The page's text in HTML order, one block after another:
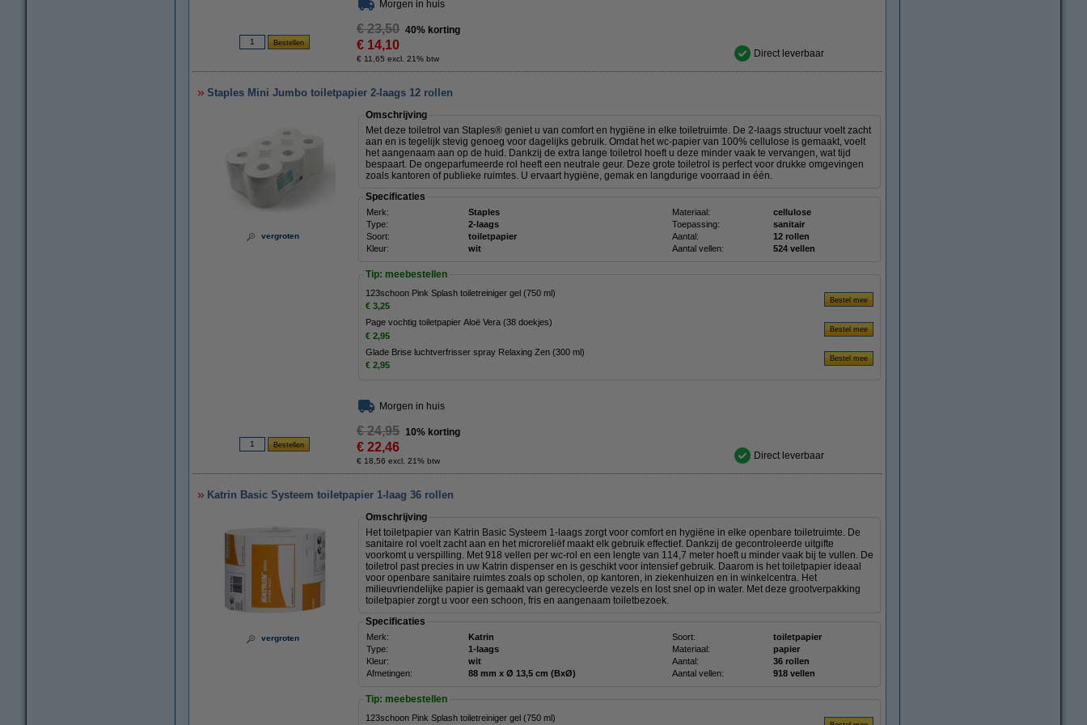
Morgen in huis
€ 23,50 40% korting
€ 14,10
€ 11,65 excl. 21% btw Direct leverbaar
Staples Mini Jumbo toiletpapier 2-laags 12 rollen
vergroten
Omschrijving
Met deze toiletrol van Staples® geniet u van comfort en hygiëne in elke toiletruimte. De 2-laags structuur voelt zacht
aan en is tegelijk stevig genoeg voor dagelijks gebruik. Omdat het wc-papier van 100% cellulose is gemaakt, voelt
het aangenaam aan op de huid. Dankzij de extra lange toiletrol hoeft u deze minder vaak te vervangen, wat tijd
bespaart. De ongeparfumeerde rol heeft een neutrale geur. Deze grote toiletrol is perfect voor drukke omgevingen
zoals kantoren of publieke ruimtes. U ervaart hygiëne, gemak en langdurige voorraad in één.
Specificaties
Merk: Staples Materiaal:
cellulose
Type:
2-laags Toepassing:
sanitair
Soort:
toiletpapier Aantal:
12 rollen
Kleur:
wit Aantal vellen: 524 vellen
Tip: meebestellen
123schoon Pink Splash toiletreiniger gel (750 ml)
€ 3,25
Page vochtig toiletpapier Aloë Vera (38 doekjes)
€ 2,95
Glade Brise luchtverfrisser spray Relaxing Zen (300 ml)
€ 2,95
Morgen in huis
€ 24,95 10% korting
€ 22,46
€ 18,56 excl. 21% btw Direct leverbaar
Katrin Basic Systeem toiletpapier 1-laag 36 rollen
vergroten
Omschrijving
Het toiletpapier van Katrin Basic Systeem 1-laags zorgt voor comfort en hygiëne in elke openbare toiletruimte. De
sanitaire rol voelt zacht aan en het microreliëf maakt elk gebruik effectief. Dankzij de gecontroleerde uitgifte
voorkomt u verspilling. Met 918 vellen per wc-rol en een lengte van 114,7 meter hoeft u minder vaak bij te vullen. De
toiletrol past precies in uw Katrin dispenser en is geschikt voor intensief gebruik. Daarom is het toiletpapier ideaal
voor openbare sanitaire ruimtes zoals op scholen, op kantoren, in ziekenhuizen en in winkelcentra. Het
milieuvriendelijke papier is gemaakt van gerecycleerde vezels en lost snel op in water. Met deze grootverpakking
toiletpapier zorgt u voor een schoon, fris en aangenaam toiletbezoek.
Specificaties
Merk: Katrin Soort:
toiletpapier
Type:
1-laags Materiaal:
papier
Kleur:
wit Aantal:
36 rollen
Afmetingen:
88 mm x Ø 13,5 cm (BxØ) Aantal vellen: 918 vellen
Tip: meebestellen
123schoon Pink Splash toiletreiniger gel (750 ml)